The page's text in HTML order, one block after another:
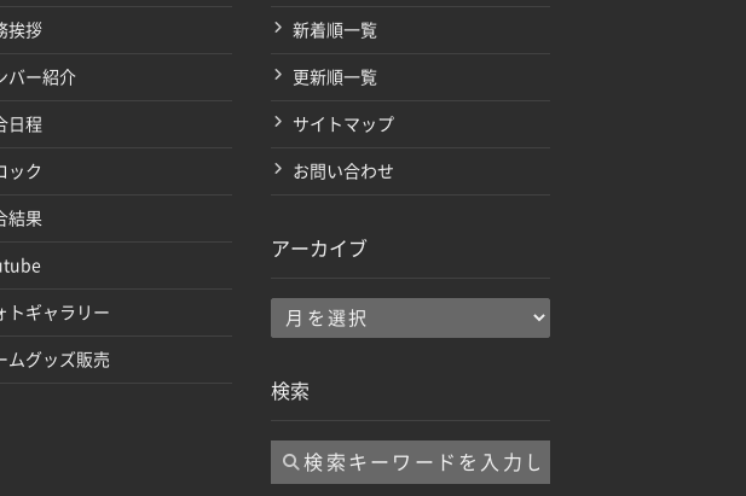
挨拶
バー紹介
日程
ック
結果
トギャラリー
ムグッズ販売
新着順一覧
更新順一覧
サイトマップ
お問い合わせ
アーカイブ
ア
カ
検索